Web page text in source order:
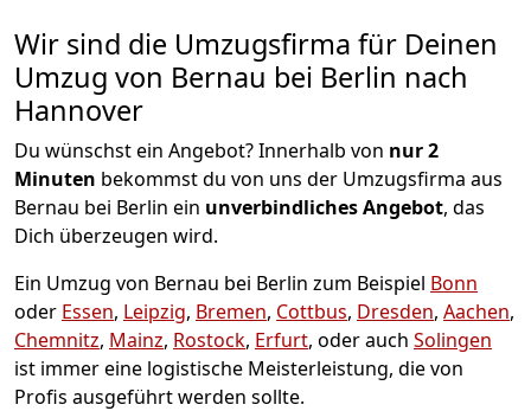
Wir sind die Umzugsfirma für Deinen
Umzug von Bernau bei Berlin nach
Hannover
Du wünschst ein Angebot? Innerhalb von nur 2
Minuten bekommst du von uns der Umzugsfirma aus
Bernau bei Berlin ein unverbindliches Angebot, das
Dich überzeugen wird.
Ein Umzug von Bernau bei Berlin zum Beispiel Bonn
oder Essen, Leipzig, Bremen, Cottbus, Dresden, Aachen,
Chemnitz, Mainz, Rostock, Erfurt, oder auch Solingen
ist immer eine logistische Meisterleistung, die von
Profis ausgeführt werden sollte.